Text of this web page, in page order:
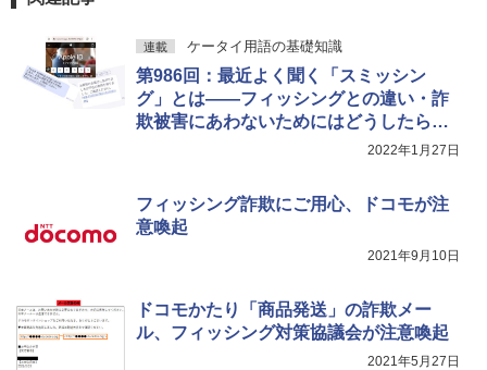
連載 ケータイ用語の基礎知識
第986回：最近よく聞く「スミッシン
グ」とは――フィッシングとの違い・詐
欺被害にあわないためにはどうしたらい
2022年1月27日
フィッシング詐欺にご用心、ドコモが注
意喚起
2021年9月10日
ドコモかたり「商品発送」の詐欺メー
ル、フィッシング対策協議会が注意喚起
2021年5月27日